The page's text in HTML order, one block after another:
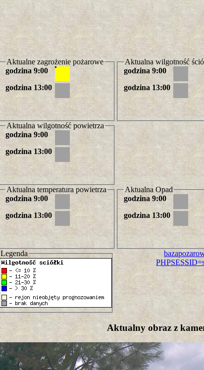
Aktualne zagrożenie pożarowe
godzina 9:00
godzina 13:00
Aktualna wilgotność
godzina 9:00
godzina 13:00
Aktualna wilgotność powietrza
godzina 9:00
godzina 13:00
Aktualna temperatura powietrza
godzina 9:00
godzina 13:00
Aktualna Opad
godzina 9:00
godzina 13:00
Legenda
Aktualny obraz z